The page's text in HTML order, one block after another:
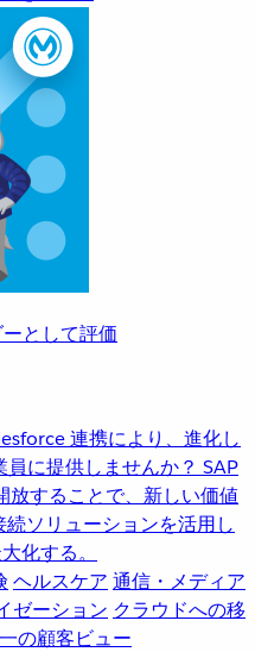
として評価
連携により、進化し
に提供しませんか？ SAP
放することで、新しい価値
続ソリューションを活用し
化する。
ヘルスケア 通信・メディア
ゼーション クラウドへの移
の顧客ビュー